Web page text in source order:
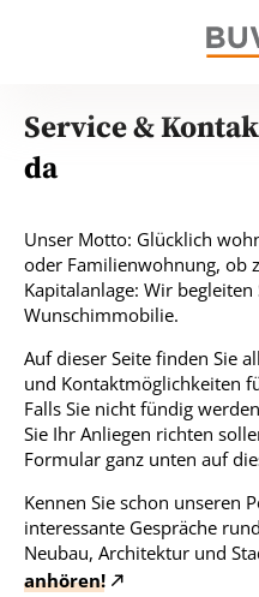
Service &
da
Unser Motto: Glücklich
oder Familienwohnung, ob
Kapitalanlage: Wir
Wunschimmobilie.
Auf dieser Seite finden Sie
und Kontaktmöglichkeiten
Falls Sie nicht fündig
Sie Ihr Anliegen richten
Formular ganz unten auf
Kennen Sie schon unseren
interessante Gespräche
Neubau, Architektur und
anhören!